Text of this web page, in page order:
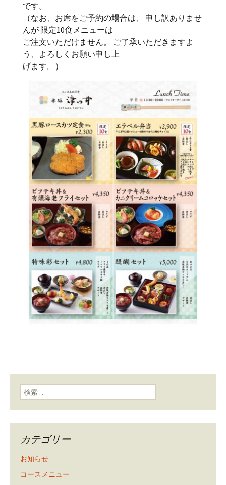
です。
（なお、お席をご予約の場合は、 申し訳ありませ
んが 限定10食メニューは
ご注文いただけません。 ご了承いただきますよ
う、よろしくお願い申し上
げます。）
検索:
カテゴリー
お知らせ
コースメニュー